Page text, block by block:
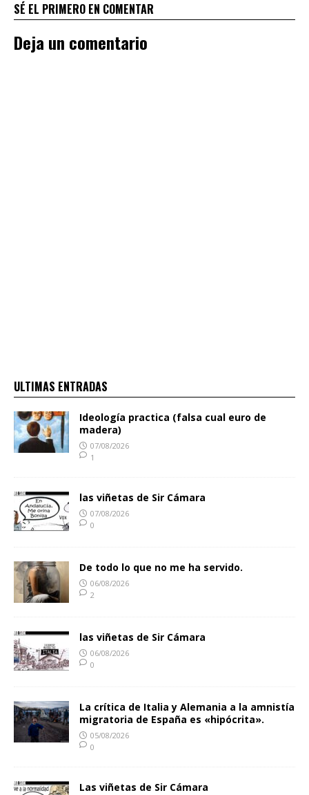
SÉ EL PRIMERO EN COMENTAR
Deja un comentario
ULTIMAS ENTRADAS
Ideología practica (falsa cual euro de
madera)
07/08/2026
1
las viñetas de Sir Cámara
07/08/2026
0
De todo lo que no me ha servido.
06/08/2026
2
las viñetas de Sir Cámara
06/08/2026
0
La crítica de Italia y Alemania a la amnistía
migratoria de España es «hipócrita».
05/08/2026
0
Las viñetas de Sir Cámara